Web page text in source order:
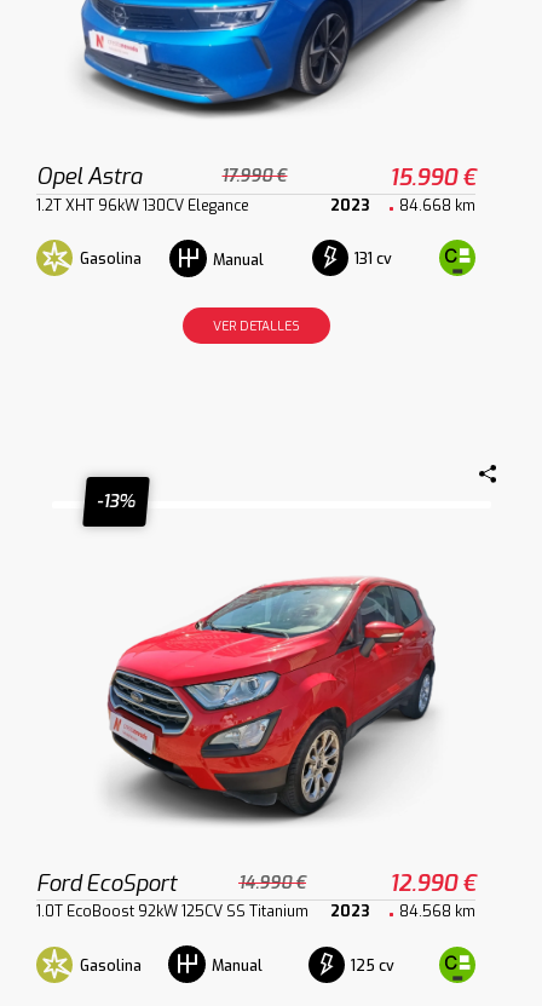
Opel Astra 17.990 € 15.990 €
1.2T XHT 96kW 130CV Elegance 2023 84.668 km
Gasolina Manual 131 cv
VER DETALLES
-13%
Ford EcoSport 14.990 € 12.990 €
1.0T EcoBoost 92kW 125CV SS Titanium 2023 84.568 km
Gasolina Manual 125 cv